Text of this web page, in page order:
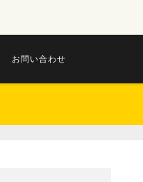
お問い合わせ